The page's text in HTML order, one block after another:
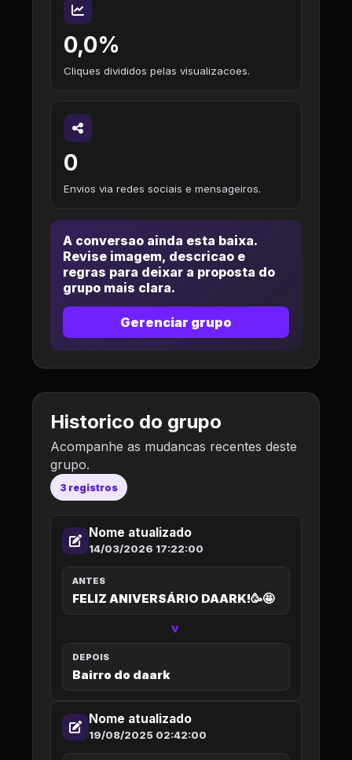
0,0%
Cliques divididos pelas visualizacoes.
0
Envios via redes sociais e mensageiros.
A conversao ainda esta baixa.
Revise imagem, descricao e
regras para deixar a proposta do
grupo mais clara.
Gerenciar grupo
Historico do grupo
Acompanhe as mudancas recentes deste
grupo.
3 registros
Nome atualizado
14/03/2026 17:22:00
ANTES
FELIZ ANIVERSÁRIO DAARK!🥳🤩
>
DEPOIS
Bairro do daark
Nome atualizado
19/08/2025 02:42:00